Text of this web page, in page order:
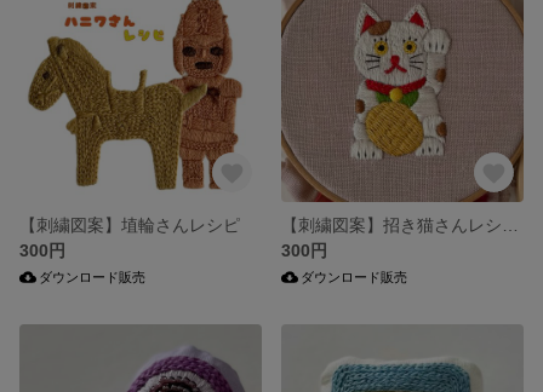
【刺繍図案】埴輪さんレシピ
300円
ダウンロード販売
300円
ダウンロード販売